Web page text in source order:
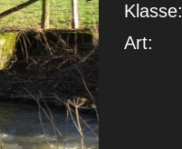
Klasse:
Art: